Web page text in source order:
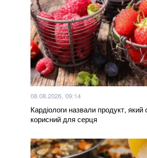
08.08.2026, 09:14
Кардіологи назвали продукт, який
корисний для серця